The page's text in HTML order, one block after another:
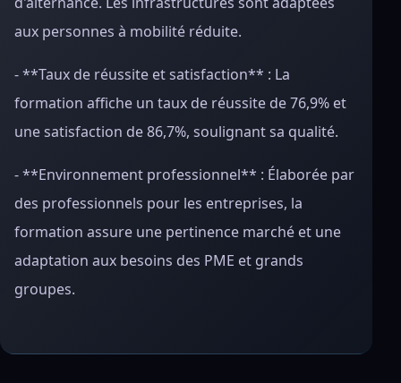
aux personnes à mobilité réduite.
- **Taux de réussite et satisfaction** : La
formation affiche un taux de réussite de 76,9% et
une satisfaction de 86,7%, soulignant sa qualité.
- **Environnement professionnel** : Élaborée par
des professionnels pour les entreprises, la
formation assure une pertinence marché et une
adaptation aux besoins des PME et grands
groupes.